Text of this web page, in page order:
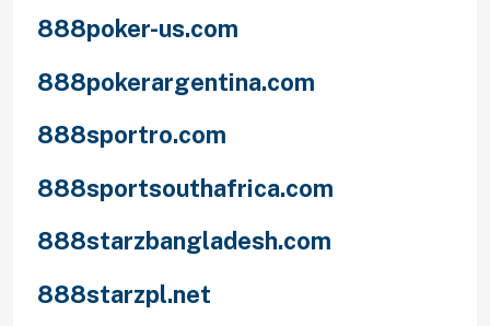
888poker-us.com
888pokerargentina.com
888sportro.com
888sportsouthafrica.com
888starzbangladesh.com
888starzpl.net